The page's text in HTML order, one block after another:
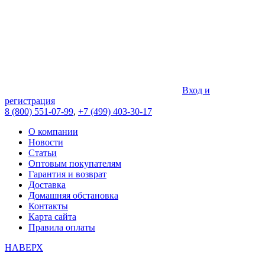
Вход и
регистрация
8 (800) 551-07-99, +7 (499) 403-30-17
О компании
Новости
Статьи
Оптовым покупателям
Гарантия и возврат
Доставка
Домашняя обстановка
Контакты
Карта сайта
Правила оплаты
НАВЕРХ